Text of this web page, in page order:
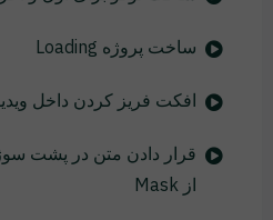
ساخت پروژه Loading
افکت فریز کردن داخل
قرار دادن متن در پشت
از Mask